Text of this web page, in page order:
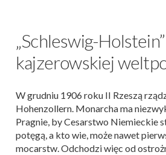
„Schleswig-
kajzerowskiej
W grudniu 1906 roku II Rzeszą
Hohenzollern. Monarcha ma
Pragnie, by Cesarstwo Niemieckie
potęgą, a kto wie, może nawet
mocarstw. Odchodzi więc od